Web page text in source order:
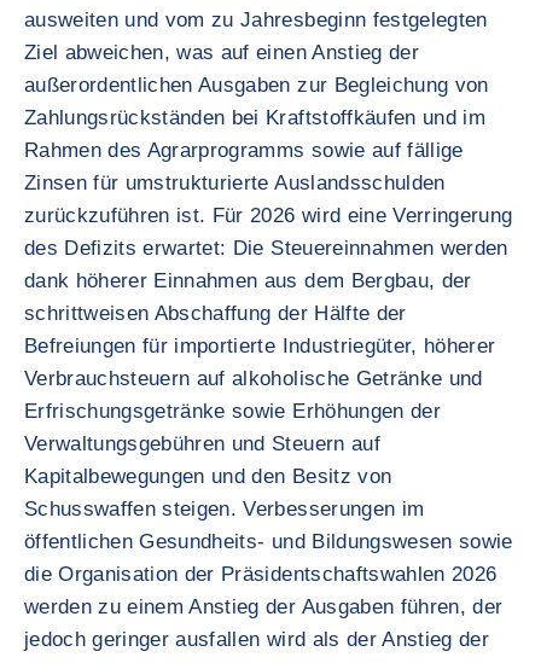
ausweiten und vom zu Jahresbeginn festgelegten
Ziel abweichen, was auf einen Anstieg der
außerordentlichen Ausgaben zur Begleichung von
Zahlungsrückständen bei Kraftstoffkäufen und im
Rahmen des Agrarprogramms sowie auf fällige
Zinsen für umstrukturierte Auslandsschulden
zurückzuführen ist. Für 2026 wird eine Verringerung
des Defizits erwartet: Die Steuereinnahmen werden
dank höherer Einnahmen aus dem Bergbau, der
schrittweisen Abschaffung der Hälfte der
Befreiungen für importierte Industriegüter, höherer
Verbrauchsteuern auf alkoholische Getränke und
Erfrischungsgetränke sowie Erhöhungen der
Verwaltungsgebühren und Steuern auf
Kapitalbewegungen und den Besitz von
Schusswaffen steigen. Verbesserungen im
öffentlichen Gesundheits- und Bildungswesen sowie
die Organisation der Präsidentschaftswahlen 2026
werden zu einem Anstieg der Ausgaben führen, der
jedoch geringer ausfallen wird als der Anstieg der